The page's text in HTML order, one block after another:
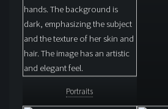
Portraits